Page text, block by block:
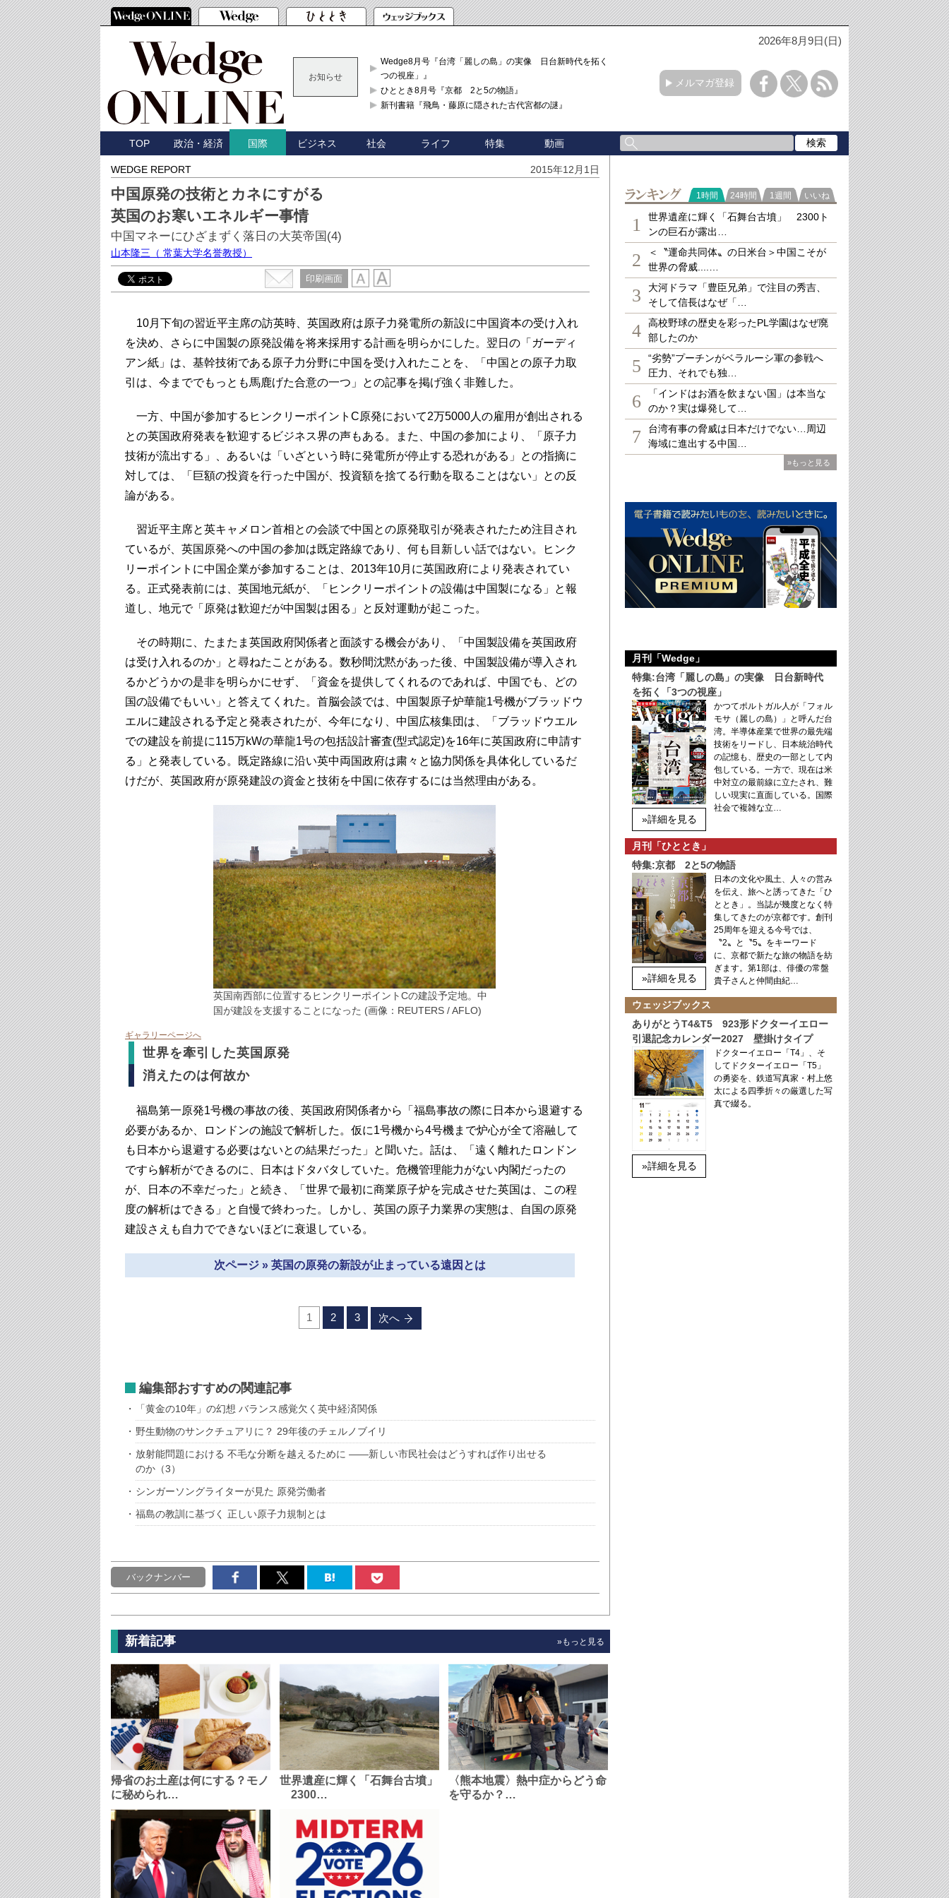
2026年8月9日(日)
お知らせ
Wedge8月号『台湾「麗しの島」の実像 日台新時代を拓く「3
つの視座」』
ひととき8月号『京都 2と5の物語』
新刊書籍『飛鳥・藤原に隠された古代宮都の謎』
メルマガ登録
TOP 政治・経済 国際 ビジネス 社会 ライフ 特集 動画
WEDGE REPORT 2015年12月1日
中国原発の技術とカネにすがる
英国のお寒いエネルギー事情
中国マネーにひざまずく落日の大英帝国(4)
山本隆三 （ 常葉大学名誉教授）
印刷画面
10月下旬の習近平主席の訪英時、英国政府は原子力発電所の新設に中国資本の受け入れ
を決め、さらに中国製の原発設備を将来採用する計画を明らかにした。翌日の「ガーディ
アン紙」は、基幹技術である原子力分野に中国を受け入れたことを、「中国との原子力取
引は、今まででもっとも馬鹿げた合意の一つ」との記事を掲げ強く非難した。
一方、中国が参加するヒンクリーポイントC原発において2万5000人の雇用が創出される
との英国政府発表を歓迎するビジネス界の声もある。また、中国の参加により、「原子力
技術が流出する」、あるいは「いざという時に発電所が停止する恐れがある」との指摘に
対しては、「巨額の投資を行った中国が、投資額を捨てる行動を取ることはない」との反
論がある。
習近平主席と英キャメロン首相との会談で中国との原発取引が発表されたため注目され
ているが、英国原発への中国の参加は既定路線であり、何も目新しい話ではない。ヒンク
リーポイントに中国企業が参加することは、2013年10月に英国政府により発表されてい
る。正式発表前には、英国地元紙が、「ヒンクリーポイントの設備は中国製になる」と報
道し、地元で「原発は歓迎だが中国製は困る」と反対運動が起こった。
その時期に、たまたま英国政府関係者と面談する機会があり、「中国製設備を英国政府
は受け入れるのか」と尋ねたことがある。数秒間沈黙があった後、中国製設備が導入され
るかどうかの是非を明らかにせず、「資金を提供してくれるのであれば、中国でも、どの
国の設備でもいい」と答えてくれた。首脳会談では、中国製原子炉華龍1号機がブラッドウ
エルに建設される予定と発表されたが、今年になり、中国広核集団は、「ブラッドウエル
での建設を前提に115万kWの華龍1号の包括設計審査(型式認定)を16年に英国政府に申請す
る」と発表している。既定路線に沿い英中両国政府は粛々と協力関係を具体化しているだ
けだが、英国政府が原発建設の資金と技術を中国に依存するには当然理由がある。
英国南西部に位置するヒンクリーポイントCの建設予定地。中
国が建設を支援することになった (画像：REUTERS / AFLO)
ギャラリーページへ
世界を牽引した英国原発
消えたのは何故か
福島第一原発1号機の事故の後、英国政府関係者から「福島事故の際に日本から退避する
必要があるか、ロンドンの施設で解析した。仮に1号機から4号機まで炉心が全て溶融して
も日本から退避する必要はないとの結果だった」と聞いた。話は、「遠く離れたロンドン
ですら解析ができるのに、日本はドタバタしていた。危機管理能力がない内閣だったの
が、日本の不幸だった」と続き、「世界で最初に商業原子炉を完成させた英国は、この程
度の解析はできる」と自慢で終わった。しかし、英国の原子力業界の実態は、自国の原発
建設さえも自力でできないほどに衰退している。
次ページ » 英国の原発の新設が止まっている遠因とは
1 2 3 次へ
編集部おすすめの関連記事
「黄金の10年」の幻想 バランス感覚欠く英中経済関係
野生動物のサンクチュアリに？ 29年後のチェルノブイリ
放射能問題における 不毛な分断を越えるために ――新しい市民社会はどうすれば作り出せる
のか（3）
シンガーソングライターが見た 原発労働者
福島の教訓に基づく 正しい原子力規制とは
バックナンバー
新着記事 »もっと見る
帰省のお土産は何にする？モノ
に秘められ…
世界遺産に輝く「石舞台古墳」
2300…
〈熊本地震〉熱中症からどう命
を守るか？…
ランキング
1時間 24時間 1週間 いいね
1
世界遺産に輝く「石舞台古墳」 2300ト
ンの巨石が露出…
2
＜〝運命共同体〟の日米台＞中国こそが
世界の脅威....…
3
大河ドラマ「豊臣兄弟」で注目の秀吉、
そして信長はなぜ「…
4
高校野球の歴史を彩ったPL学園はなぜ廃
部したのか
5
“劣勢”プーチンがベラルーシ軍の参戦へ
圧力、それでも独…
6
「インドはお酒を飲まない国」は本当な
のか？実は爆発して…
7
台湾有事の脅威は日本だけでない…周辺
海域に進出する中国…
»もっと見る
月刊「Wedge」
特集:台湾「麗しの島」の実像 日台新時代
を拓く「3つの視座」
»詳細を見る
かつてポルトガル人が「フォル
モサ（麗しの島）」と呼んだ台
湾。半導体産業で世界の最先端
技術をリードし、日本統治時代
の記憶も、歴史の一部として内
包している。一方で、現在は米
中対立の最前線に立たされ、難
しい現実に直面している。国際
社会で複雑な立…
月刊「ひととき」
特集:京都 2と5の物語
»詳細を見る
日本の文化や風土、人々の営み
を伝え、旅へと誘ってきた「ひ
ととき」。当誌が幾度となく特
集してきたのが京都です。創刊
25周年を迎える今号では、
〝2〟と〝5〟をキーワード
に、京都で新たな旅の物語を紡
ぎます。第1部は、俳優の常盤
貴子さんと仲間由紀…
ウェッジブックス
ありがとうT4&T5 923形ドクターイエロー
引退記念カレンダー2027 壁掛けタイプ
»詳細を見る
ドクターイエロー「T4」、そ
してドクターイエロー「T5」
の勇姿を、鉄道写真家・村上悠
太による四季折々の厳選した写
真で綴る。